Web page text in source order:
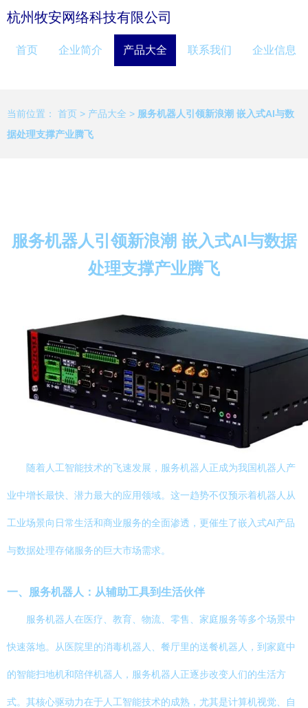
杭州牧安网络科技有限公司
首页 企业简介 产品大全 联系我们 企业信息
当前位置： 首页 > 产品大全 > 服务机器人引领新浪潮 嵌入式AI与数
据处理支撑产业腾飞
服务机器人引领新浪潮 嵌入式AI与数据
处理支撑产业腾飞
随着人工智能技术的飞速发展，服务机器人正成为我国机器人产
业中增长最快、潜力最大的应用领域。这一趋势不仅预示着机器人从
工业场景向日常生活和商业服务的全面渗透，更催生了嵌入式AI产品
与数据处理存储服务的巨大市场需求。
一、服务机器人：从辅助工具到生活伙伴
服务机器人在医疗、教育、物流、零售、家庭服务等多个场景中
快速落地。从医院里的消毒机器人、餐厅里的送餐机器人，到家庭中
的智能扫地机和陪伴机器人，服务机器人正逐步改变人们的生活方
式。其核心驱动力在于人工智能技术的成熟，尤其是计算机视觉、自